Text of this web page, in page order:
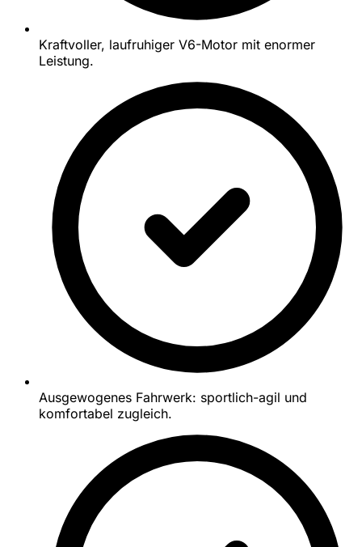
Kraftvoller, laufruhiger V6-Motor mit enormer
Leistung.
Ausgewogenes Fahrwerk: sportlich-agil und
komfortabel zugleich.